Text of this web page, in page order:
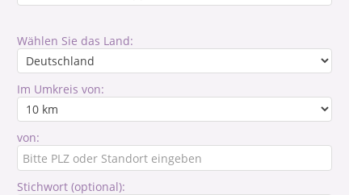
Wählen Sie das Land:
Im Umkreis von:
von:
Stichwort (optional):